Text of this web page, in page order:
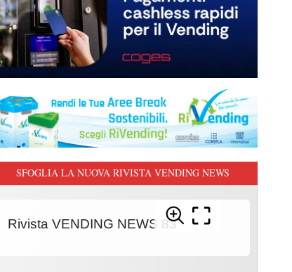
SFOGLIA LA NUOVA RIVISTA VENDING NEWS